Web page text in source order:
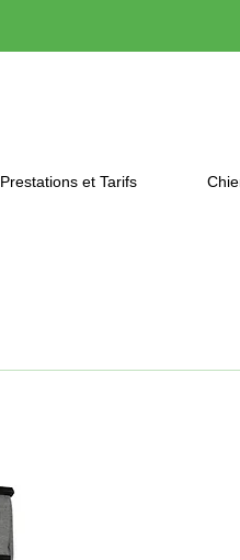
Prestations et Tarifs